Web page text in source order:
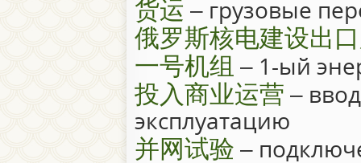
货运 – грузовые
俄罗斯核电建设出
一号机组 – 1-ый
投入商业运营 –
эксплуатацию
并网试验 –